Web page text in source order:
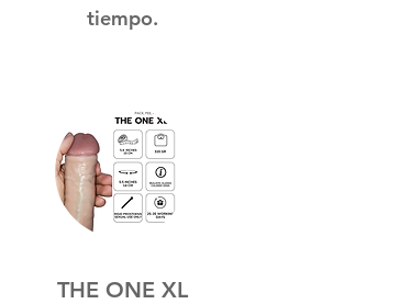
tiempo.
THE ONE XL